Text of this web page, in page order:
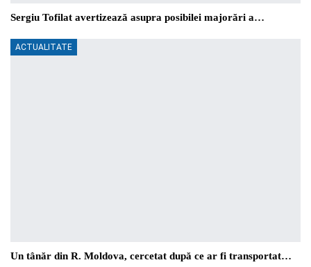
Sergiu Tofilat avertizează asupra posibilei majorări a…
ACTUALITATE
Un tânăr din R. Moldova, cercetat după ce ar fi transportat…